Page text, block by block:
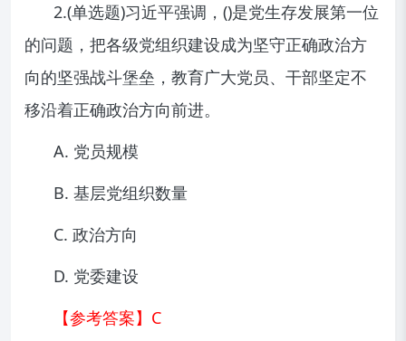
2.(单选题)习近平强调，()是党生存发展第一位
的问题，把各级党组织建设成为坚守正确政治方
向的坚强战斗堡垒，教育广大党员、干部坚定不
移沿着正确政治方向前进。
A. 党员规模
B. 基层党组织数量
C. 政治方向
D. 党委建设
【参考答案】C